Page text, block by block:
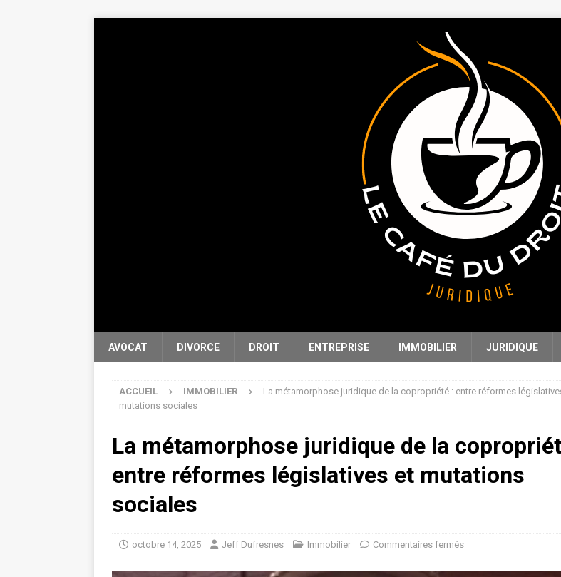
AVOCAT DIVORCE DROIT ENTREPRISE IMMOBILIER JURIDIQUE
ACCUEIL IMMOBILIER
La métamorphose juridique de la copropriété : entre réformes
mutations sociales
La métamorphose juridique de la
entre réformes législatives et mutations
sociales
octobre 14, 2025 Jeff Dufresnes Immobilier Commentaires fermés